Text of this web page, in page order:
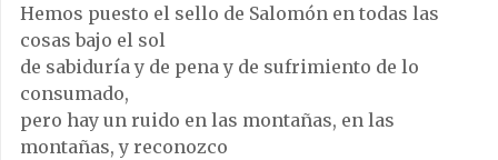
Hemos puesto el sello de Salomón en todas las
cosas bajo el sol
de sabiduría y de pena y de sufrimiento de lo
consumado,
pero hay un ruido en las montañas, en las
montañas, y reconozco